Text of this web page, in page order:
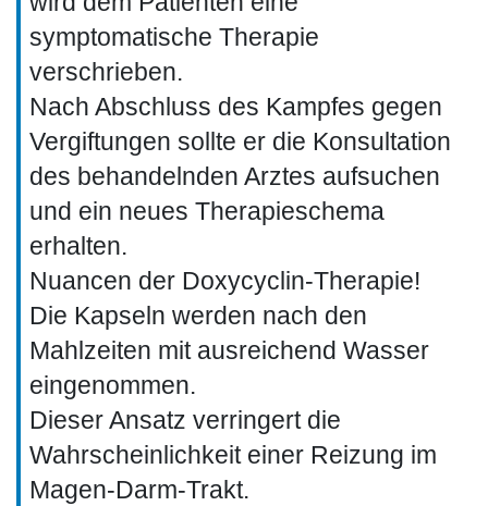
symptomatische Therapie
verschrieben.
Nach Abschluss des Kampfes gegen
Vergiftungen sollte er die Konsultation
des behandelnden Arztes aufsuchen
und ein neues Therapieschema
erhalten.
Nuancen der Doxycyclin-Therapie!
Die Kapseln werden nach den
Mahlzeiten mit ausreichend Wasser
eingenommen.
Dieser Ansatz verringert die
Wahrscheinlichkeit einer Reizung im
Magen-Darm-Trakt.